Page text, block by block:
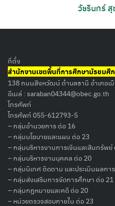
วัชรินทร์
ที่ตั้ง
สำนักงานเขตพื้นที่การศึกษามัธยมศึ
138 ถนนสิงหวัฒน์ ตำบลธานี อำเภอเ
อีเมล์ : saraban04344@obec.go.th
โทรศัพท์
โทรศัพท์ 055-612793-5
– กลุ่มอำนวยการ ต่อ 16
– กลุ่มนโยบายและแผน ต่อ 23
– กลุ่มบริหารงานการเงินและสินทรัพย์
– กลุ่มบริหารงานบุคคล ต่อ 20
– กลุ่มนิเทศ ติดตาม และประเมินผลก
– กลุ่มส่งเสริมการจัดการศึกษา ต่อ 21
– กลุ่มกฏหมายและคดี ต่อ 20
– หน่วยตรวจสอบภายใน ต่อ 23